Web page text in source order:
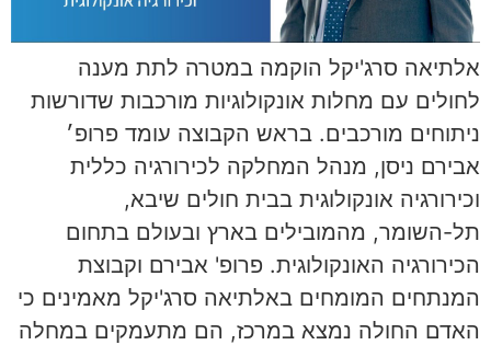
אלתיאה סרג'יקל הוקמה במטרה לתת מענה
לחולים עם מחלות אונקולוגיות מורכבות שדורשות
ניתוחים מורכבים. בראש הקבוצה עומד פרופ׳
אבירם ניסן, מנהל המחלקה לכירורגיה כללית
וכירורגיה אונקולוגית בבית חולים שיבא,
תל-השומר, מהמובילים בארץ ובעולם בתחום
הכירורגיה האונקולוגית. פרופ' אבירם וקבוצת
המנתחים המומחים באלתיאה סרג'יקל מאמינים כי
האדם החולה נמצא במרכז, הם מתעמקים במחלה